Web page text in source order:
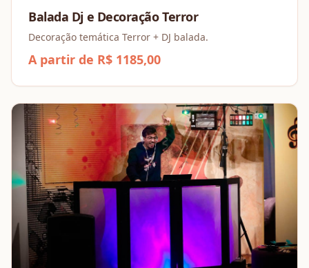
Balada Dj e Decoração Terror
Decoração temática Terror + DJ balada.
A partir de R$ 1185,00